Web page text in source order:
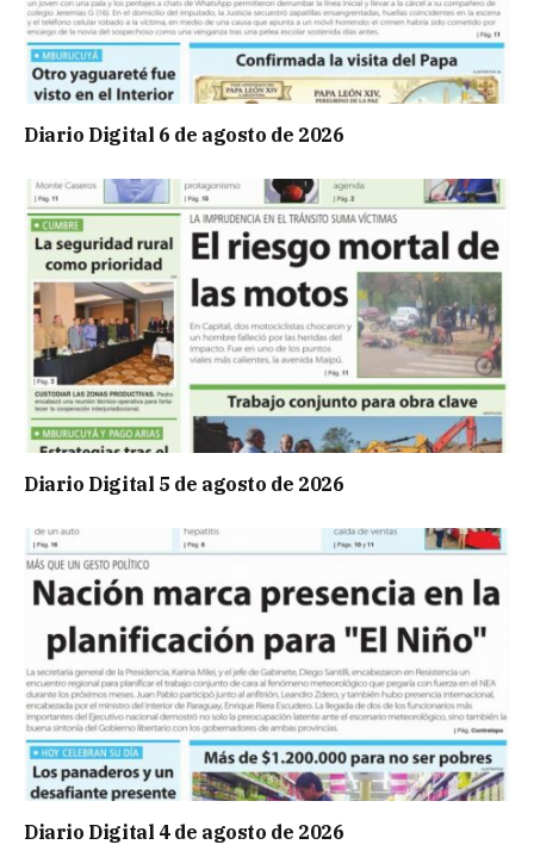
Diario Digital 6 de agosto de 2026
Diario Digital 5 de agosto de 2026
Diario Digital 4 de agosto de 2026